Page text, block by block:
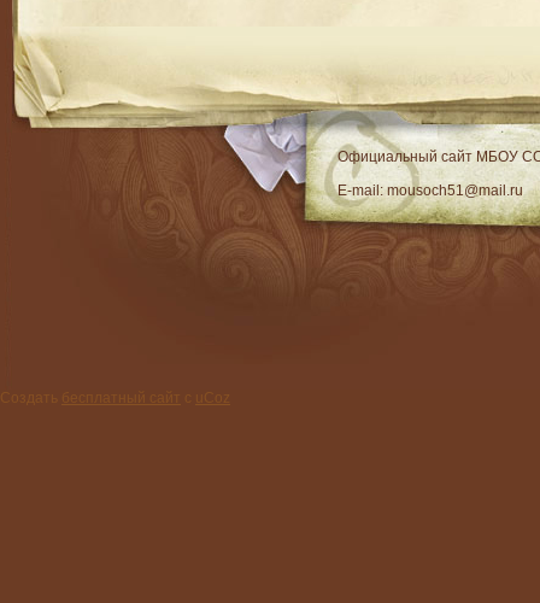
Официальный сайт МБОУ
E-mail: mousoch51@mail.ru
RSS
Создать бесплатный сайт с uCoz